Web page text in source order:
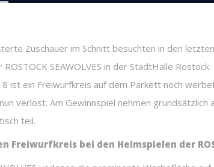
Zuschauer im Schnitt besuchten in den
SEAWOLVES in der StadtHalle
ist ein Freiwurfkreis auf dem Parkett noch
verlost. Am Gewinnspiel nehmen grundsätzlich
teil.
Freiwurfkreis bei den Heimspielen der